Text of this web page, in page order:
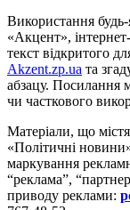
Використання будь-
«Акцент»,
текст відкритого
Akzent.zp.ua та
абзацу. Посилання
чи часткового
Матеріали, що
«Політичні
маркування
“реклама”,
приводу реклами: